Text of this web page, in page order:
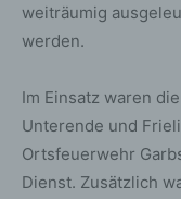
weiträumig
werden.
Im Einsatz waren
Unterende und
Ortsfeuerwehr
Dienst. Zusätzlich